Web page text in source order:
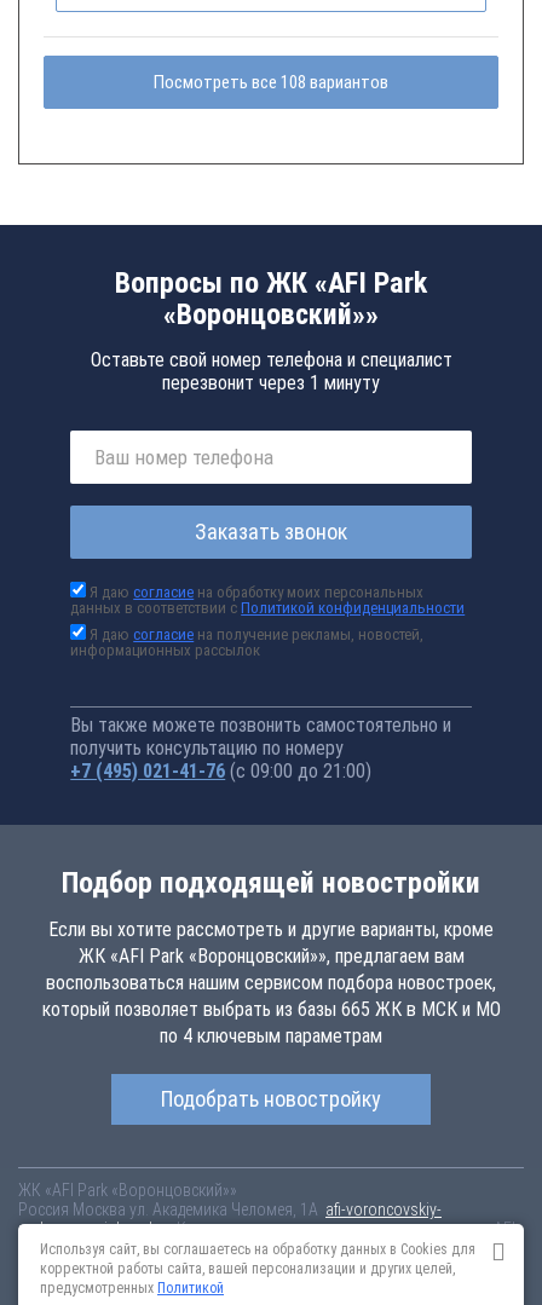
Посмотреть все 108 вариантов
Вопросы по ЖК «AFI Park
«Воронцовский»»
Оставьте свой номер телефона и специалист
перезвонит через 1 минуту
Заказать звонок
Я даюсогласие на обработку моих персональных
данных в соответствии сПолитикой конфиденциальности
Я даюсогласие на получение рекламы, новостей,
информационных рассылок
Вы также можете позвонить самостоятельно и
получить консультацию по номеру
+7 (495) 021-41-76 (с 09:00 до 21:00)
Подбор подходящей новостройки
Если вы хотите рассмотреть и другие варианты, кроме
ЖК «AFI Park «Воронцовский»», предлагаем вам
воспользоваться нашим сервисом подбора новостроек,
который позволяет выбрать из базы 665 ЖК в МСК и МО
по 4 ключевым параметрам
Подобрать новостройку
ЖК «AFI Park «Воронцовский»»
Россия Москва ул. Академика Челомея, 1А afi-voroncovskiy-
park.novopoisk.msk.ruКупить квартиру в новом жилом комплексе «AFI
Park «Воронцовский»» от «AFI Development» в Обручевском районе.
Квартиры различных планировок от 10.42 млн рублей!
Используя сайт, вы соглашаетесь на обработку данных в Cookies для
корректной работы сайта, вашей персонализации и других целей,
предусмотренных Политикой